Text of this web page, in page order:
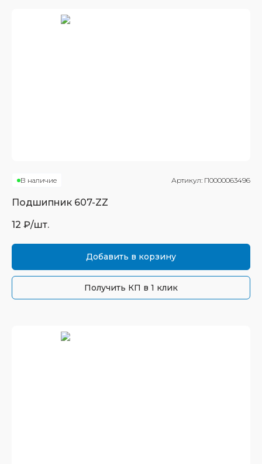
В наличие Артикул: П0000063496
Подшипник 607-ZZ
12 ₽/шт.
Добавить в корзину
Получить КП в 1 клик